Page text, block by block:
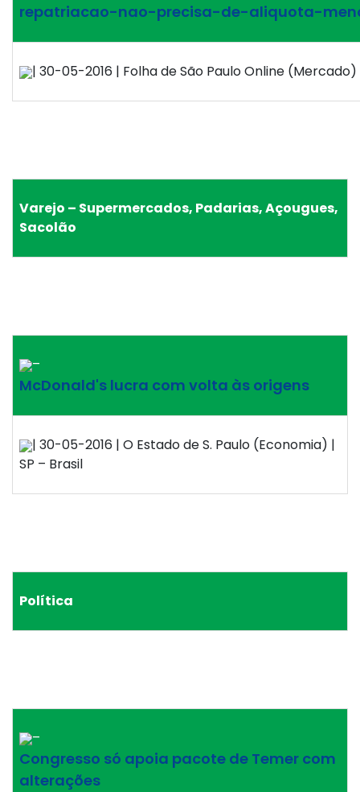
repatriacao-nao-precisa-de-aliquota-
| 30-05-2016 | Folha de São Paulo Online (Mercado)
Varejo – Supermercados, Padarias, Açougues,
Sacolão
–
McDonald's lucra com volta às origens
| 30-05-2016 | O Estado de S. Paulo (Economia) |
SP – Brasil
Política
–
Congresso só apoia pacote de Temer com
alterações